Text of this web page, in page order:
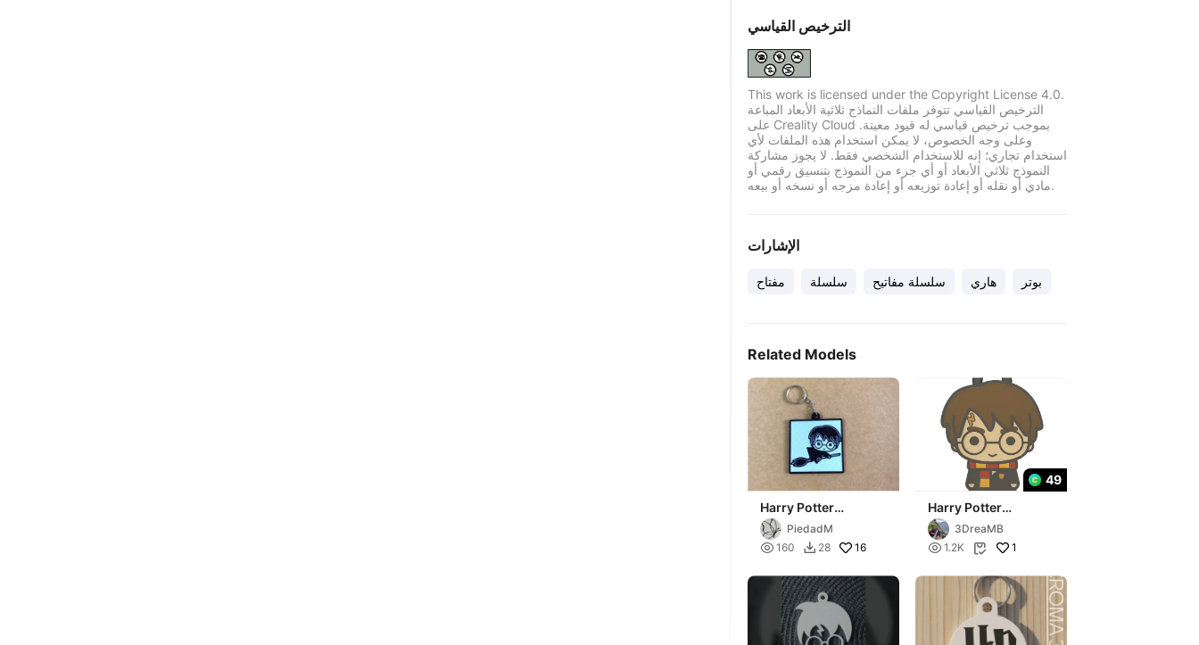
الترخيص القياسي
This work is licensed under the Copyright License 4.0.
الترخيص القياسي تتوفر ملفات النماذج ثلاثية الأبعاد المباعة
على Creality Cloud بموجب ترخيص قياسي له قيود معينة.
وعلى وجه الخصوص، لا يمكن استخدام هذه الملفات لأي
استخدام تجاري؛ إنه للاستخدام الشخصي فقط. لا يجوز مشاركة
النموذج ثلاثي الأبعاد أو أي جزء من النموذج بتنسيق رقمي أو
مادي أو نقله أو إعادة توزيعه أو إعادة مزجه أو نسخه أو بيعه.
الإشارات
مفتاح سلسلة سلسلة مفاتيح هاري بوتر
Related Models
Harry Potter
keychainPiedadM
 160  28 16
49
Harry Potter
Keychain v1
3DreaMB
 1.2K  1